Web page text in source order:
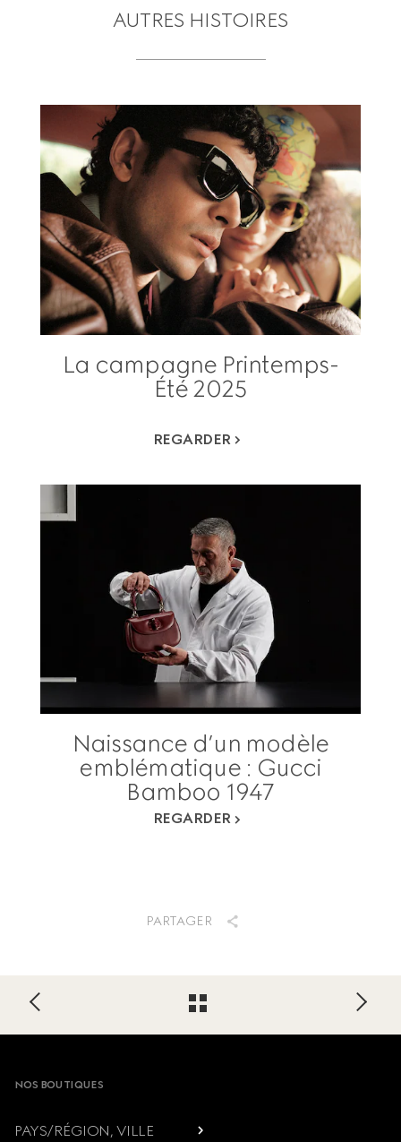
AUTRES HISTOIRES
La campagne Printemps-
Été 2025
REGARDER
Naissance d’un modèle
emblématique : Gucci
Bamboo 1947
REGARDER
PARTAGER
Footer
NOS BOUTIQUES
PAYS/RÉGION, VILLE